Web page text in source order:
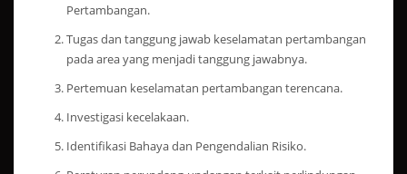
Pertambangan.
Tugas dan tanggung jawab keselamatan pertambangan
pada area yang menjadi tanggung jawabnya.
Pertemuan keselamatan pertambangan terencana.
Investigasi kecelakaan.
Identifikasi Bahaya dan Pengendalian Risiko.